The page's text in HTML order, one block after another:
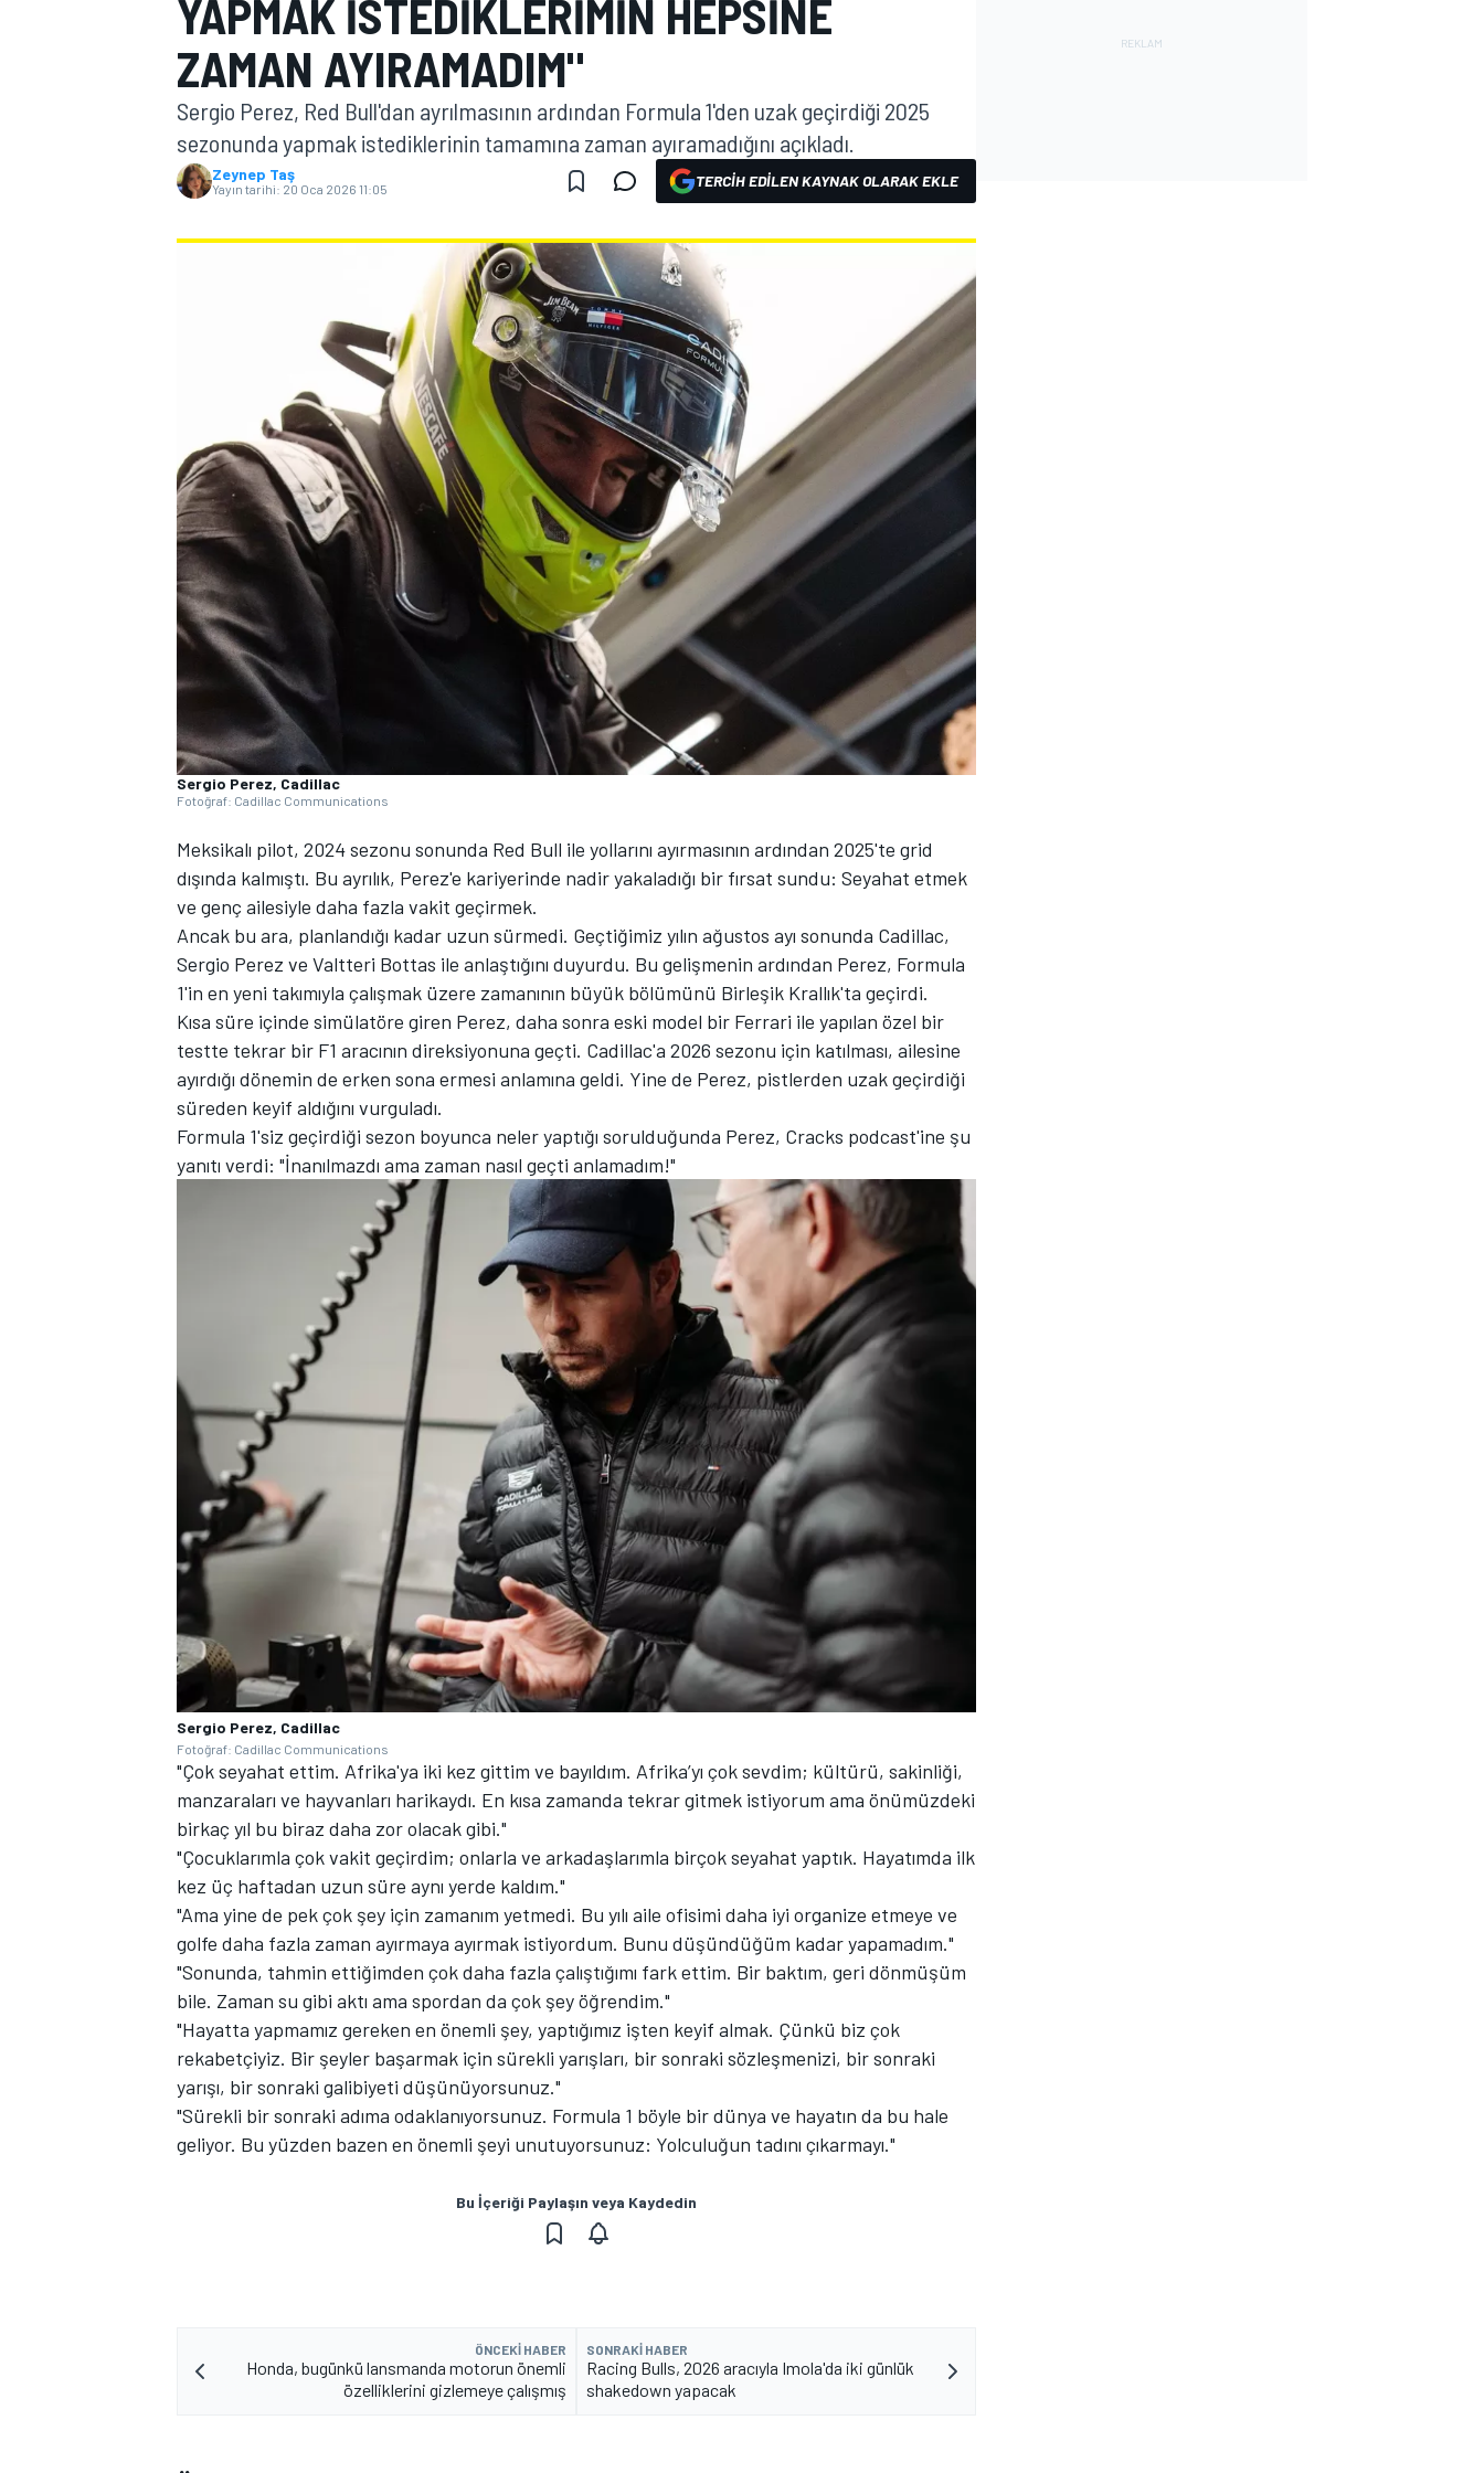
MOTOGP
WRC
TÜRK SPORCULAR
YAPMAK ISTEDIKLERIMIN HEPSINE
ZAMAN AYIRAMADIM"
Sergio Perez, Red Bull'dan ayrılmasının ardından Formula 1'den uzak geçirdiği 2025
sezonunda yapmak istediklerinin tamamına zaman ayıramadığını açıkladı.
Zeynep Taş
Yayın tarihi: 20 Oca 2026 11:05 TERCIH EDILEN KAYNAK OLARAK EKLE
Sergio Perez, Cadillac
Fotoğraf: Cadillac Communications
Meksikalı pilot, 2024 sezonu sonunda Red Bull ile yollarını ayırmasının ardından 2025'te grid
dışında kalmıştı. Bu ayrılık, Perez'e kariyerinde nadir yakaladığı bir fırsat sundu: Seyahat etmek
ve genç ailesiyle daha fazla vakit geçirmek.
Ancak bu ara, planlandığı kadar uzun sürmedi. Geçtiğimiz yılın ağustos ayı sonunda Cadillac,
Sergio Perez ve Valtteri Bottas ile anlaştığını duyurdu. Bu gelişmenin ardından Perez, Formula
1'in en yeni takımıyla çalışmak üzere zamanının büyük bölümünü Birleşik Krallık'ta geçirdi.
Kısa süre içinde simülatöre giren Perez, daha sonra eski model bir Ferrari ile yapılan özel bir
testte tekrar bir F1 aracının direksiyonuna geçti. Cadillac'a 2026 sezonu için katılması, ailesine
ayırdığı dönemin de erken sona ermesi anlamına geldi. Yine de Perez, pistlerden uzak geçirdiği
süreden keyif aldığını vurguladı.
Formula 1'siz geçirdiği sezon boyunca neler yaptığı sorulduğunda Perez, Cracks podcast'ine şu
yanıtı verdi: "İnanılmazdı ama zaman nasıl geçti anlamadım!"
Sergio Perez, Cadillac
Fotoğraf: Cadillac Communications
"Çok seyahat ettim. Afrika'ya iki kez gittim ve bayıldım. Afrika’yı çok sevdim; kültürü, sakinliği,
manzaraları ve hayvanları harikaydı. En kısa zamanda tekrar gitmek istiyorum ama önümüzdeki
birkaç yıl bu biraz daha zor olacak gibi."
"Çocuklarımla çok vakit geçirdim; onlarla ve arkadaşlarımla birçok seyahat yaptık. Hayatımda ilk
kez üç haftadan uzun süre aynı yerde kaldım."
"Ama yine de pek çok şey için zamanım yetmedi. Bu yılı aile ofisimi daha iyi organize etmeye ve
golfe daha fazla zaman ayırmaya ayırmak istiyordum. Bunu düşündüğüm kadar yapamadım."
"Sonunda, tahmin ettiğimden çok daha fazla çalıştığımı fark ettim. Bir baktım, geri dönmüşüm
bile. Zaman su gibi aktı ama spordan da çok şey öğrendim."
"Hayatta yapmamız gereken en önemli şey, yaptığımız işten keyif almak. Çünkü biz çok
rekabetçiyiz. Bir şeyler başarmak için sürekli yarışları, bir sonraki sözleşmenizi, bir sonraki
yarışı, bir sonraki galibiyeti düşünüyorsunuz."
"Sürekli bir sonraki adıma odaklanıyorsunuz. Formula 1 böyle bir dünya ve hayatın da bu hale
geliyor. Bu yüzden bazen en önemli şeyi unutuyorsunuz: Yolculuğun tadını çıkarmayı."
Bu İçeriği Paylaşın veya Kaydedin
ÖNCEKI HABER
Honda, bugünkü lansmanda motorun önemli
özelliklerini gizlemeye çalışmış
SONRAKI HABER
Racing Bulls, 2026 aracıyla Imola'da iki günlük
shakedown yapacak